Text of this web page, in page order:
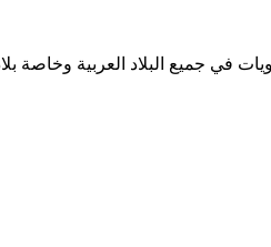
في جميع البلاد العربية وخاصة